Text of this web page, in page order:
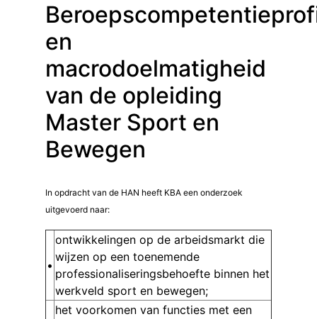
en
macrodoelmatigheid
van de opleiding
Master Sport en
Bewegen
In opdracht van de HAN heeft KBA een onderzoek
uitgevoerd naar:
•
ontwikkelingen op de arbeidsmarkt die
wijzen op een toenemende
professionaliseringsbehoefte binnen het
werkveld sport en bewegen;
het voorkomen van functies met een